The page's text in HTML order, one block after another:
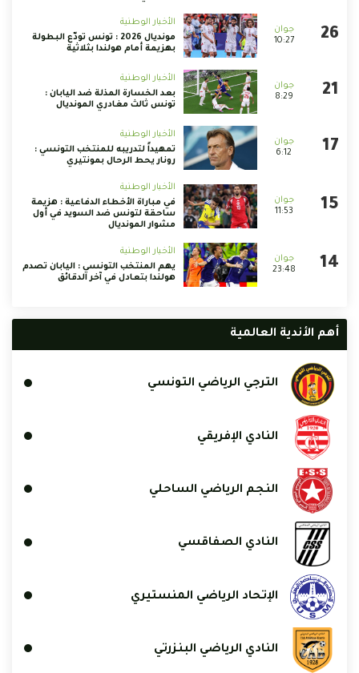
10:27
الأخبار الوطنية
مونديال 2026 : تونس تودّع البطولة
بهزيمة أمام هولندا بثلاثية
8:29
الأخبار الوطنية
بعد الخسارة المذلة ضد اليابان :
تونس ثالث مغادري المونديال
6:12
الأخبار الوطنية
تمهيداً لتدريبه للمنتخب التونسي :
رونار يحط الرحال بمونتيري
11:53
الأخبار الوطنية
في مباراة الأخطاء الدفاعية : هزيمة
ساحقة لتونس ضد السويد في أول
مشوار المونديال
23:48
الأخبار الوطنية
يهم المنتخب التونسي : اليابان تصدم
هولندا بتعادل في آخر الدقائق
أهم الأندية العالمية
الترجي الرياضي التونسي
النادي الإفريقي
النجم الرياضي الساحلي
النادي الصفاقسي
الإتحاد الرياضي المنستيري
النادي الرياضي البنزرتي